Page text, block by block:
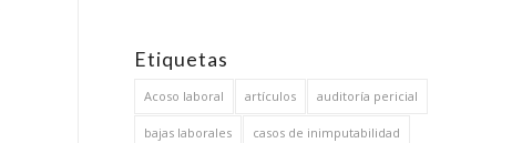
Etiquetas
Acoso laboral artículos auditoría pericial
bajas laborales casos de inimputabilidad